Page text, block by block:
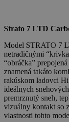
Strato 7 LTD
Model STRATO 7
netradičnými
“obráčka”
znamená takáto
rakúskom ladovci
ideálnych
premrznutý sneh,
vizuálny kontakt so
vlastnosti tohto